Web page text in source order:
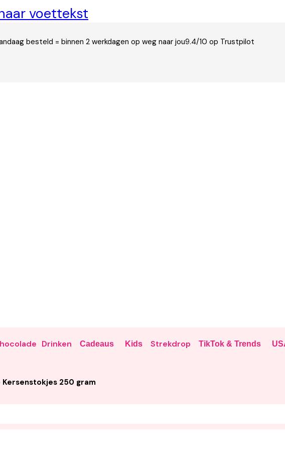
voettekst
besteld = binnen 2 werkdagen op weg naar jou9.4/10 op Trustpilot
Drinken Cadeaus Kids Strekdrop TikTok & Trends
Kersenstokjes 250 gram